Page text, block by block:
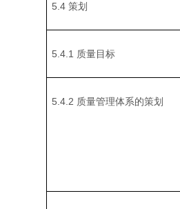
5.4 策划
5.4.1 质量目标
5.4.2 质量管理体系的策划